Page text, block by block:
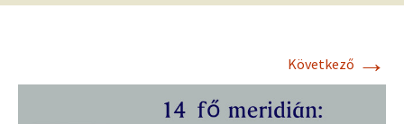
Következő →